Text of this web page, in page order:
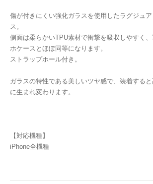
傷が付きにくい強化ガラスを使用したラグジュ
ス。
側面は柔らかいTPU素材で衝撃を吸収しやすく
ホケースとほぼ同等になります。
ストラップホール付き。
ガラスの特性である美しいツヤ感で、装着する
に生まれ変わります。
【対応機種】
iPhone全機種